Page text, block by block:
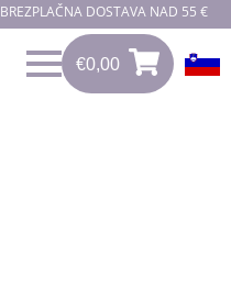
BREZPLAČNA DOSTAVA NAD 55 €
€0,00
€0,00